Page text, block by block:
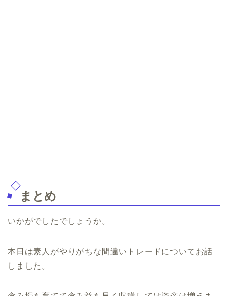
まとめ
いかがでしたでしょうか。
本日は素人がやりがちな間違いトレードについてお話
しました。